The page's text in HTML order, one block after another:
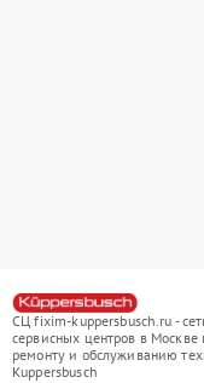
СЦ fixim-kuppersbusch.ru -
сервисных центров в Москве
ремонту и обслуживанию
Kuppersbusch